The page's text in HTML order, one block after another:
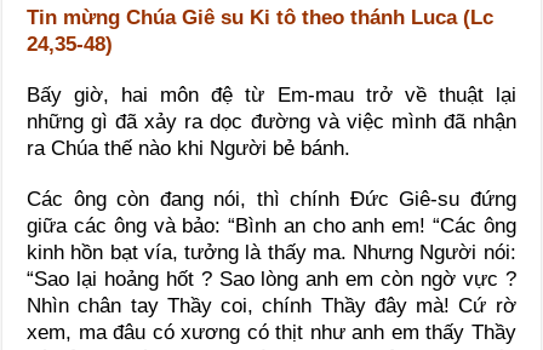
Tin mừng Chúa Giê su Ki tô theo thánh Luca (Lc
24,35-48)
Bấy giờ, hai môn đệ từ Em-mau trở về thuật lại
những gì đã xảy ra dọc đường và việc mình đã nhận
ra Chúa thế nào khi Người bẻ bánh.
Các ông còn đang nói, thì chính Đức Giê-su đứng
giữa các ông và bảo: “Bình an cho anh em! “Các ông
kinh hồn bạt vía, tưởng là thấy ma. Nhưng Người nói:
“Sao lại hoảng hốt ? Sao lòng anh em còn ngờ vực ?
Nhìn chân tay Thầy coi, chính Thầy đây mà! Cứ rờ
xem, ma đâu có xương có thịt như anh em thấy Thầy